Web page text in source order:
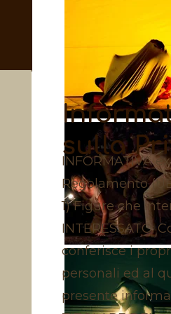
sulla
INFORMATIVA
Regolamento
1) Figure che
INTERESSATO:
conferisce i
personali ed al
presente